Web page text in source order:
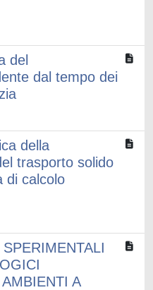
del
dal tempo dei
della
trasporto solido
di calcolo
A